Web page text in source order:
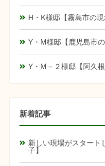
H・K様邸【霧島市の現
Y・M様邸【鹿児島市の
Y・M－２様邸【阿久根
新着記事
新しい現場がスタート
子】